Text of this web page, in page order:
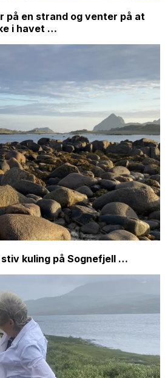
på en strand og venter på at
i havet …
kuling på Sognefjell …